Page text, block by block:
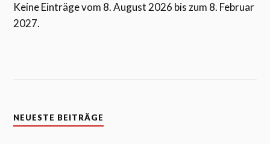
Keine Einträge vom 8. August 2026 bis zum 8. Februar
2027.
NEUESTE BEITRÄGE